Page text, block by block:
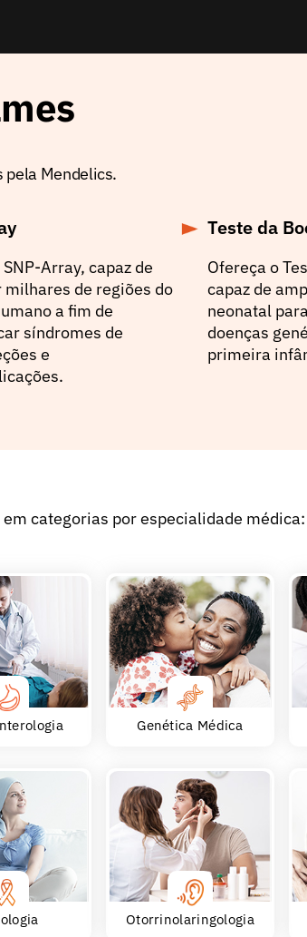
pela Mendelics.
Array, capaz de
de regiões do
a fim de
síndromes de
e
Teste da
Ofereça o
capaz de
neonatal
doenças
primeira
categorias por especialidade médica:
Genética Médica
Otorrinolaringologia